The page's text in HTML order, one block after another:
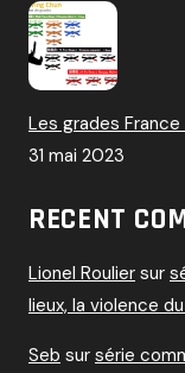
Les grades France
31 mai 2023
RECENT
Lionel Roulier sur
lieux, la violence
Seb sur série